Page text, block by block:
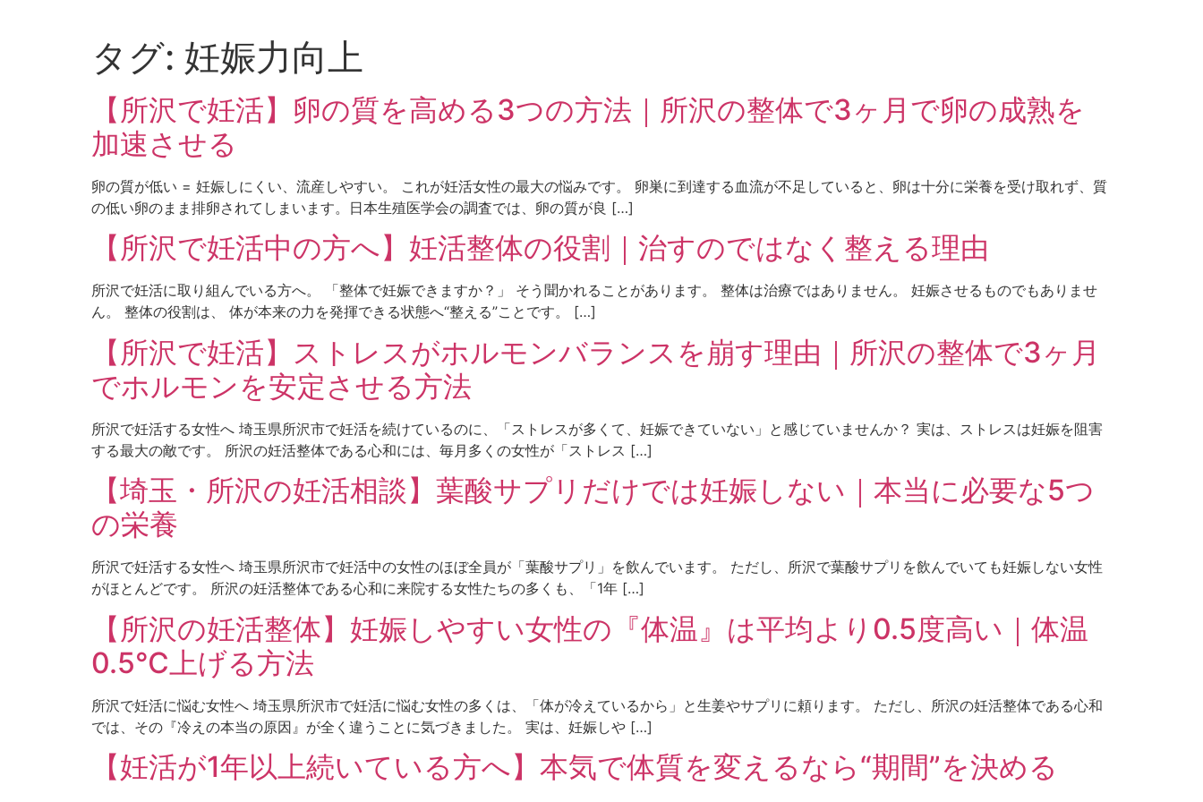
タグ: 妊娠力向上
【所沢で妊活】卵の質を高める3つの方法｜所沢の整体で3ヶ月で卵の成熟を
加速させる
卵の質が低い = 妊娠しにくい、流産しやすい。 これが妊活女性の最大の悩みです。 卵巣に到達する血流が不足していると、卵は十分に栄養を受け取れず、質
の低い卵のまま排卵されてしまいます。日本生殖医学会の調査では、卵の質が良 […]
【所沢で妊活中の方へ】妊活整体の役割｜治すのではなく整える理由
所沢で妊活に取り組んでいる方へ。 「整体で妊娠できますか？」 そう聞かれることがあります。 整体は治療ではありません。 妊娠させるものでもありませ
ん。 整体の役割は、 体が本来の力を発揮できる状態へ“整える”ことです。 […]
【所沢で妊活】ストレスがホルモンバランスを崩す理由｜所沢の整体で3ヶ月
でホルモンを安定させる方法
所沢で妊活する女性へ 埼玉県所沢市で妊活を続けているのに、「ストレスが多くて、妊娠できていない」と感じていませんか？ 実は、ストレスは妊娠を阻害
する最大の敵です。 所沢の妊活整体である心和には、毎月多くの女性が「ストレス […]
【埼玉・所沢の妊活相談】葉酸サプリだけでは妊娠しない｜本当に必要な5つ
の栄養
所沢で妊活する女性へ 埼玉県所沢市で妊活中の女性のほぼ全員が「葉酸サプリ」を飲んでいます。 ただし、所沢で葉酸サプリを飲んでいても妊娠しない女性
がほとんどです。 所沢の妊活整体である心和に来院する女性たちの多くも、「1年 […]
【所沢の妊活整体】妊娠しやすい女性の『体温』は平均より0.5度高い｜体温
0.5℃上げる方法
所沢で妊活に悩む女性へ 埼玉県所沢市で妊活に悩む女性の多くは、「体が冷えているから」と生姜やサプリに頼ります。 ただし、所沢の妊活整体である心和
では、その『冷えの本当の原因』が全く違うことに気づきました。 実は、妊娠しや […]
【妊活が1年以上続いている方へ】本気で体質を変えるなら“期間”を決める